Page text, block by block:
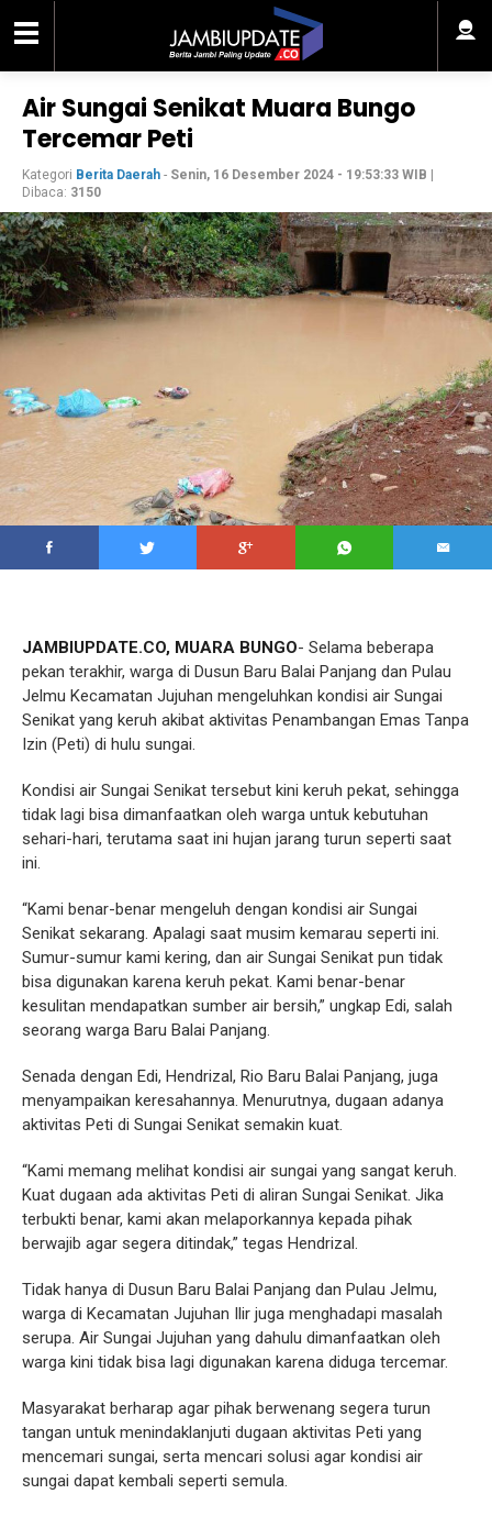
Air Sungai Senikat Muara Bungo
Tercemar Peti
Kategori Berita Daerah - Senin, 16 Desember 2024 - 19:53:33 WIB
Dibaca: 3150
JAMBIUPDATE.CO, MUARA BUNGO- Selama beberapa
pekan terakhir, warga di Dusun Baru Balai Panjang dan Pulau
Jelmu Kecamatan Jujuhan mengeluhkan kondisi air Sungai
Senikat yang keruh akibat aktivitas Penambangan Emas Tanpa
Izin (Peti) di hulu sungai.
Kondisi air Sungai Senikat tersebut kini keruh pekat, sehingga
tidak lagi bisa dimanfaatkan oleh warga untuk kebutuhan
sehari-hari, terutama saat ini hujan jarang turun seperti saat
ini.
“Kami benar-benar mengeluh dengan kondisi air Sungai
Senikat sekarang. Apalagi saat musim kemarau seperti ini.
Sumur-sumur kami kering, dan air Sungai Senikat pun tidak
bisa digunakan karena keruh pekat. Kami benar-benar
kesulitan mendapatkan sumber air bersih,” ungkap Edi, salah
seorang warga Baru Balai Panjang.
Senada dengan Edi, Hendrizal, Rio Baru Balai Panjang, juga
menyampaikan keresahannya. Menurutnya, dugaan adanya
aktivitas Peti di Sungai Senikat semakin kuat.
“Kami memang melihat kondisi air sungai yang sangat keruh.
Kuat dugaan ada aktivitas Peti di aliran Sungai Senikat. Jika
terbukti benar, kami akan melaporkannya kepada pihak
berwajib agar segera ditindak,” tegas Hendrizal.
Tidak hanya di Dusun Baru Balai Panjang dan Pulau Jelmu,
warga di Kecamatan Jujuhan Ilir juga menghadapi masalah
serupa. Air Sungai Jujuhan yang dahulu dimanfaatkan oleh
warga kini tidak bisa lagi digunakan karena diduga tercemar.
Masyarakat berharap agar pihak berwenang segera turun
tangan untuk menindaklanjuti dugaan aktivitas Peti yang
mencemari sungai, serta mencari solusi agar kondisi air
sungai dapat kembali seperti semula.